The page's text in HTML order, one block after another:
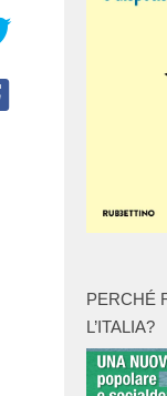
PERCHÉ
L’ITALIA?